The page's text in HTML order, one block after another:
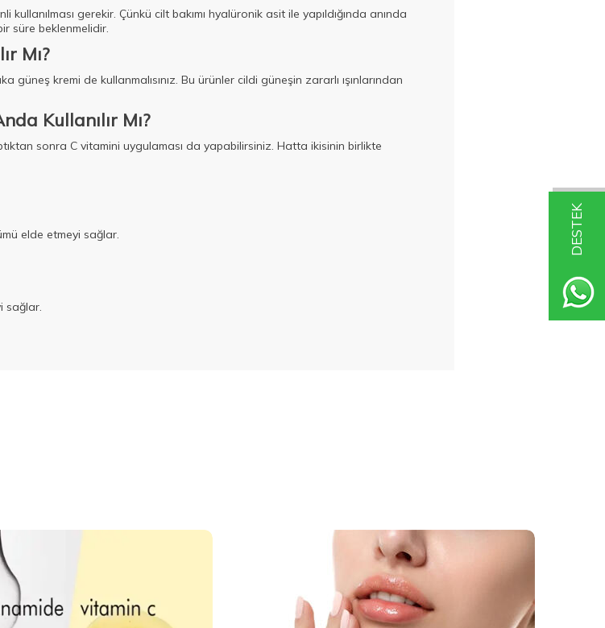
DESTEK
gerekir. Çünkü cilt bakımı hyalüronik asit ile yapıldığında anında
süre beklenmelidir.
Mı?
kremi de kullanmalısınız. Bu ürünler cildi güneşin zararlı ışınlarından
Kullanılır Mı?
sonra C vitamini uygulaması da yapabilirsiniz. Hatta ikisinin birlikte
elde etmeyi sağlar.
sağlar.